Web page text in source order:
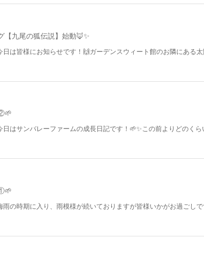
【九尾の狐伝説】始動🦊✨
日は皆様にお知らせです！🙌ガーデンスウィート館のお隣にある太
日はサンバレーファームの成長日記です！🌱✨この前よりどのくら
雨の時期に入り、雨模様が続いておりますが皆様いかがお過ごし